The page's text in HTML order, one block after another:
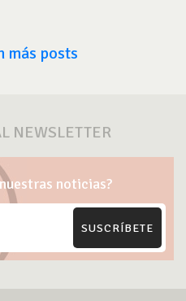
más posts
NEWSLETTER
noticias?
SUSCRÍBETE